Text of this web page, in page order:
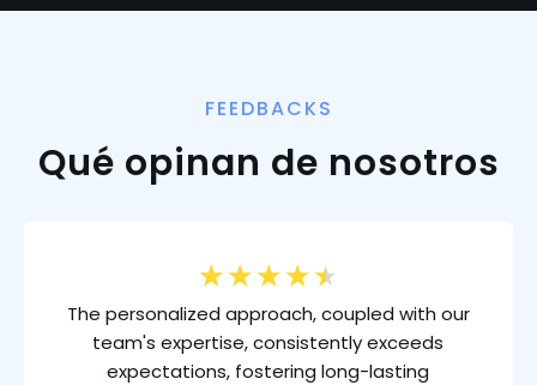
FEEDBACKS
Qué opinan de nosotros
★ ★ ★ ★ ★
The personalized approach, coupled with our
team's expertise, consistently exceeds
expectations, fostering long-lasting